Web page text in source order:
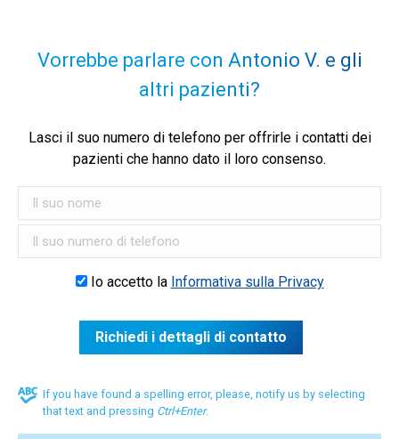
Vorrebbe parlare con Antonio V. e gli
altri pazienti?
Lasci il suo numero di telefono per offrirle i contatti dei
pazienti che hanno dato il loro consenso.
Io accetto la Informativa sulla Privacy
If you have found a spelling error, please, notify us by selecting
that text and pressing Ctrl+Enter.